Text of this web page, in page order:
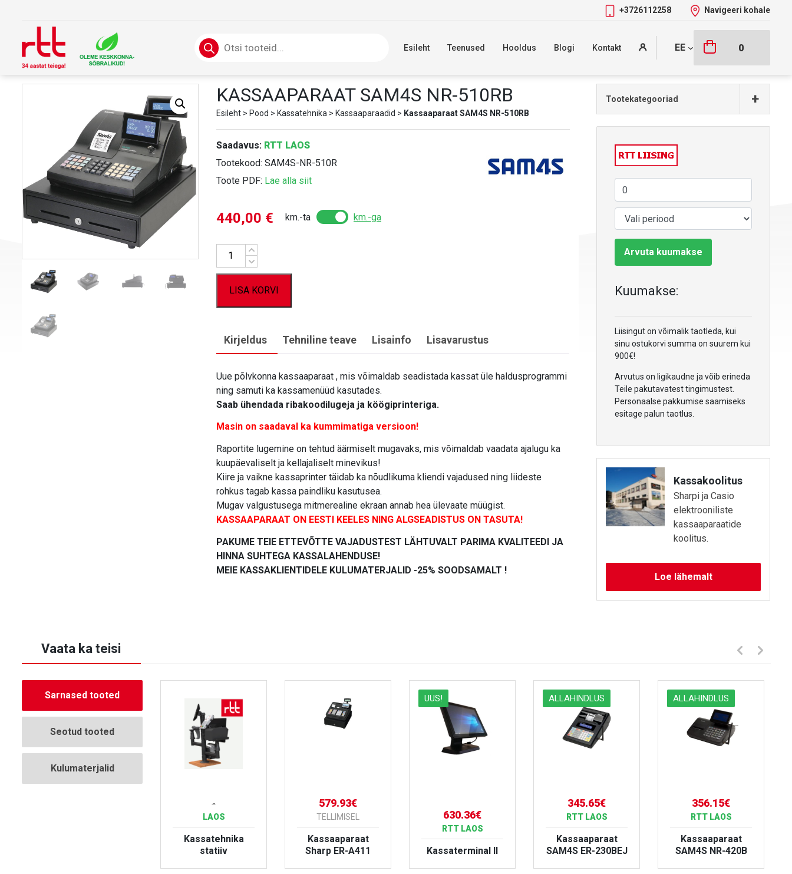
+3726112258 Navigeeri kohale
Products
search
Esileht Teenused Hooldus Blogi Kontakt EE 0
KASSAAPARAAT SAM4S NR-510RB
Esileht> Pood > Kassatehnika > Kassaaparaadid > Kassaaparaat SAM4S NR-510RB
Saadavus: RTT LAOS
Tootekood: SAM4S-NR-510R
Toote PDF: Lae alla siit
440,00 € km.-ta km.-ga
Kogus
LISA KORVI
Kirjeldus Tehniline teave Lisainfo Lisavarustus
Uue põlvkonna kassaaparaat , mis võimaldab seadistada kassat üle haldusprogrammi
ning samuti ka kassamenüüd kasutades.
Saab ühendada ribakoodilugeja ja köögiprinteriga.
Masin on saadaval ka kummimatiga versioon!
Raportite lugemine on tehtud äärmiselt mugavaks, mis võimaldab vaadata ajalugu ka
kuupäevaliselt ja kellajaliselt minevikus!
Kiire ja vaikne kassaprinter täidab ka nõudlikuma kliendi vajadused ning liideste
rohkus tagab kassa paindliku kasutusea.
Mugav valgustusega mitmerealine ekraan annab hea ülevaate müügist.
KASSAAPARAAT ON EESTI KEELES NING ALGSEADISTUS ON TASUTA!
PAKUME TEIE ETTEVÕTTE VAJADUSTEST LÄHTUVALT PARIMA KVALITEEDI JA
HINNA SUHTEGA KASSALAHENDUSE!
MEIE KASSAKLIENTIDELE KULUMATERJALID -25% SOODSAMALT !
Tootekategooriad +
Arvuta kuumakse
Kuumakse:
Liisingut on võimalik taotleda, kui
sinu ostukorvi summa on suurem kui
900€!
Arvutus on ligikaudne ja võib erineda
Teile pakutavatest tingimustest.
Personaalse pakkumise saamiseks
esitage palun taotlus.
Kassakoolitus
Sharpi ja Casio
elektrooniliste
kassaaparaatide
koolitus.
Loe lähemalt
Vaata ka teisi
Sarnased tooted
Seotud tooted
Kulumaterjalid
-
LAOS
Kassatehnika
statiiv
579.93€
TELLIMISEL
Kassaaparaat
Sharp ER-A411
UUS!
630.36€
RTT LAOS
Kassaterminal II
ALLAHINDLUS
345.65€
RTT LAOS
Kassaaparaat
SAM4S ER-230BEJ
ALLAHINDLUS
356.15€
RTT LAOS
Kassaaparaat
SAM4S NR-420B